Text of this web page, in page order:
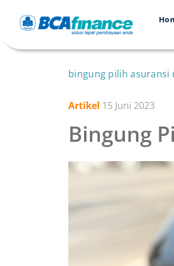
bingung pilih asuransi
Artikel 15 Juni 2023
Bingung